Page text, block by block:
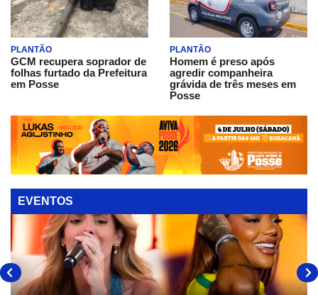
PLANTÃO
GCM recupera soprador de
folhas furtado da Prefeitura
em Posse
PLANTÃO
Homem é preso após
agredir companheira
grávida de três meses em
Posse
EVENTOS